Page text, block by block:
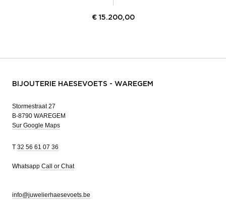
€ 15.200,00
BIJOUTERIE HAESEVOETS - WAREGEM
Stormestraat 27
B-8790 WAREGEM
Sur Google Maps
T 32 56 61 07 36
Whatsapp Call or Chat
info@juwelierhaesevoets.be